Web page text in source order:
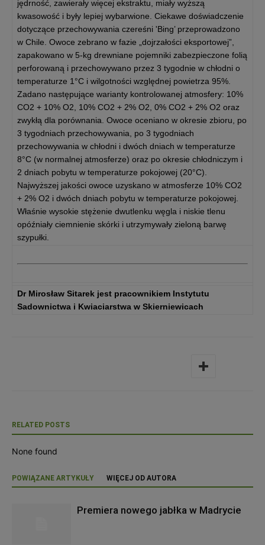
jędrność, zawierały więcej ekstraktu, miały wyższą
kwasowość i były lepiej wybarwione. Ciekawe doświadczenie
dotyczące przechowywania czereśni 'Bing’ przeprowadzono
w Chile. Owoce zebrano w fazie „dojrzałości eksportowej”,
zapakowano w 5-kg drewniane pojemniki zabezpieczone folią
perforowaną i przechowywano przez 3 tygodnie w chłodni o
temperaturze 1°C i wilgotności względnej powietrza 95%.
Zadano następujące warianty kontrolowanej atmosfery: 10%
CO2 + 10% O2, 10% CO2 + 2% O2, 0% CO2 + 2% O2 oraz
zwykłą dla porównania. Owoce oceniano w okresie zbioru, po
3 tygodniach przechowywania, po 3 tygodniach
przechowywania w chłodni i dwóch dniach w temperaturze
8°C (w normalnej atmosferze) oraz po okresie chłodniczym i
2 dniach pobytu w temperaturze pokojowej (20°C).
Najwyższej jakości owoce uzyskano w atmosferze 10% CO2
+ 2% O2 i dwóch dniach pobytu w temperaturze pokojowej.
Właśnie wysokie stężenie dwutlenku węgla i niskie tlenu
opóźniały ciemnienie skórki i utrzymywały zieloną barwę
szypułki.
Dr Mirosław Sitarek jest pracownikiem Instytutu
Sadownictwa i Kwiaciarstwa w Skierniewicach
RELATED POSTS
None found
POWIĄZANE ARTYKUŁY WIĘCEJ OD AUTORA
Premiera nowego jabłka w Madrycie